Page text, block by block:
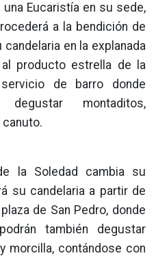
Eucaristía en su sede,
a la bendición de
en la explanada
producto estrella de la
de barro donde
montaditos,
la Soledad cambia su
su candelaria a partir de
de San Pedro, donde
también degustar
morcilla, contándose con